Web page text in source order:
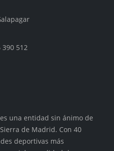
390 512
una entidad sin ánimo de
de Madrid. Con 40
deportivas más